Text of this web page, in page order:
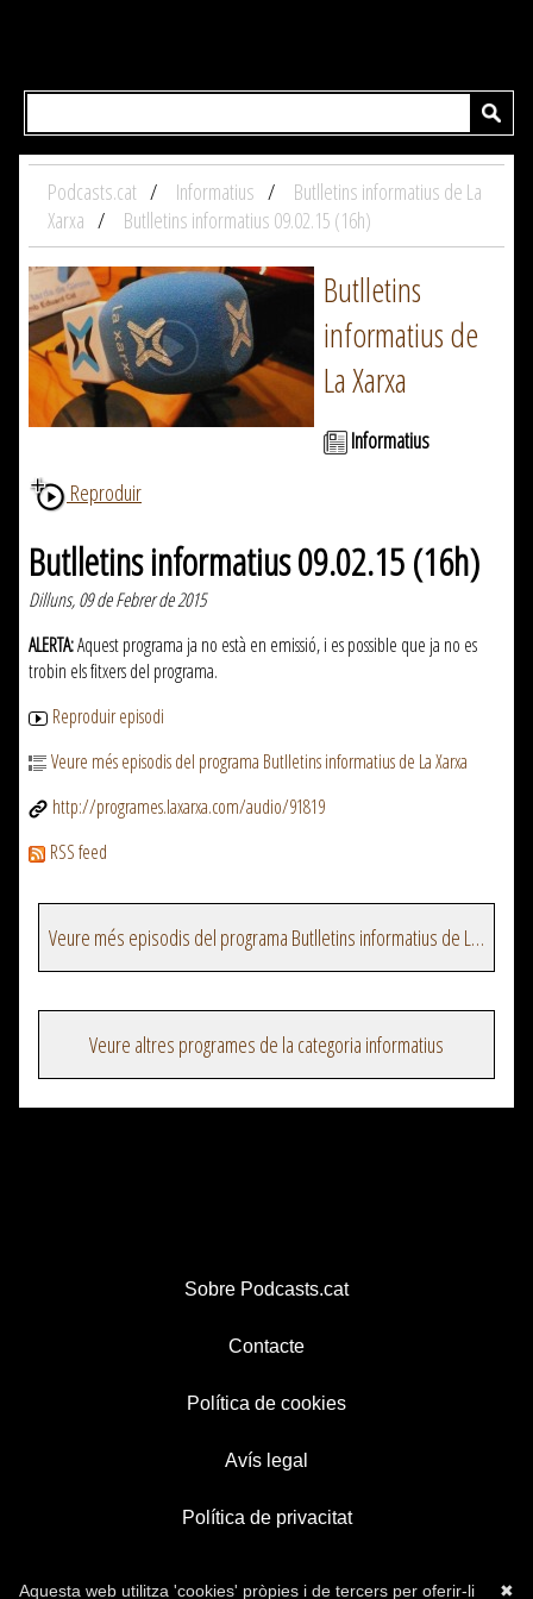
Podcasts.cat Informatius
Butlletins informatius de La
Xarxa
Butlletins informatius 09.02.15 (16h)
Butlletins
informatius de
La Xarxa
Informatius
Reproduir
Butlletins informatius 09.02.15 (16h)
Dilluns, 09 de Febrer de 2015
ALERTA:Aquest programa ja no està en emissió, i es possible que ja no es
trobin els fitxers del programa.
Reproduir episodi
Veure més episodis del programa Butlletins informatius de La Xarxa
http://programes.laxarxa.com/audio/91819
RSS feed
Veure més episodis del programa Butlletins informatius de La Xarxa
Veure altres programes de la categoria informatius
Sobre Podcasts.cat
Contacte
Política de cookies
Avís legal
Política de privacitat
✖
Aquesta web utilitza 'cookies' pròpies i de tercers per oferir-li